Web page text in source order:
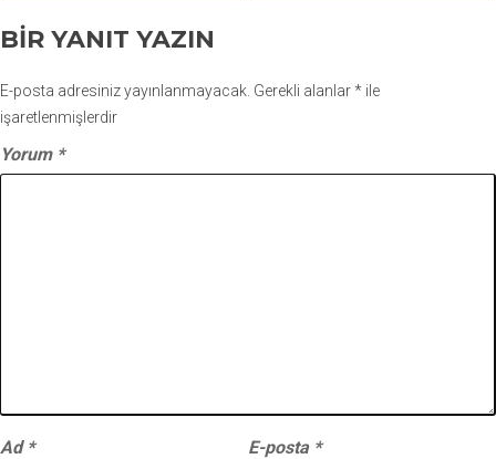
BIR YANIT YAZIN
E-posta adresiniz yayınlanmayacak. Gerekli alanlar* ile
işaretlenmişlerdir
Yorum *
Ad * E-posta *